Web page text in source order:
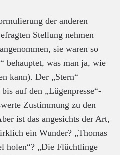
der anderen
Stellung nehmen
sie waren so
behauptet, was man ja, wie
kann). Der „Stern“
auf den „Lügenpresse“-
Zustimmung zu den
ist das angesichts der Art,
ein Wunder? „Thomas
holen“? „Die Flüchtlinge